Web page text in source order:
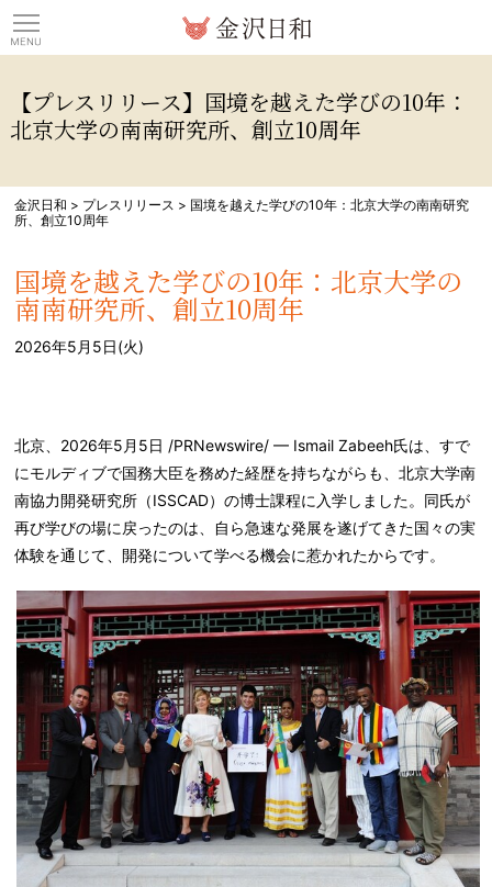
【プレスリリース】国境を越えた学びの10年：
北京大学の南南研究所、創立10周年
金沢日和 > プレスリリース > 国境を越えた学びの10年：北京大学の南南研究
所、創立10周年
国境を越えた学びの10年：北京大学の
南南研究所、創立10周年
2026年5月5日(火)
北京、2026年5月5日 /PRNewswire/ — Ismail Zabeeh氏は、すで
にモルディブで国務大臣を務めた経歴を持ちながらも、北京大学南
南協力開発研究所（ISSCAD）の博士課程に入学しました。同氏が
再び学びの場に戻ったのは、自ら急速な発展を遂げてきた国々の実
体験を通じて、開発について学べる機会に惹かれたからです。